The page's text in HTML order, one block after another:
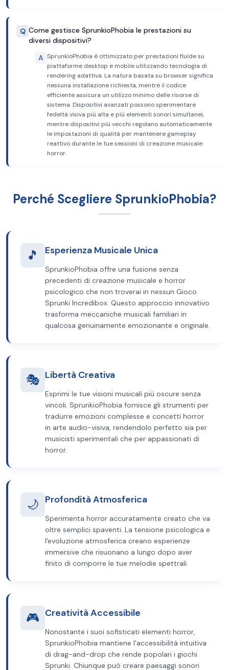
Q Come gestisce SprunkioPhobia le prestazioni su
diversi dispositivi?
A SprunkioPhobia è ottimizzato per prestazioni fluide su
piattaforme desktop e mobile utilizzando tecnologia di
rendering adattiva. La natura basata su browser significa
nessuna installazione richiesta, mentre il codice
efficiente assicura un utilizzo minimo delle risorse di
sistema. Dispositivi avanzati possono sperimentare
fedeltà visiva più alta e più elementi sonori simultanei,
mentre dispositivi più vecchi regolano automaticamente
le impostazioni di qualità per mantenere gameplay
reattivo durante le tue sessioni di creazione musicale
horror.
Perché Scegliere SprunkioPhobia?
🎵 Esperienza Musicale Unica
SprunkioPhobia offre una fusione senza
precedenti di creazione musicale e horror
psicologico che non troverai in nessun Gioco
Sprunki Incredibox. Questo approccio innovativo
trasforma meccaniche musicali familiari in
qualcosa genuinamente emozionante e originale.
🎭 Libertà Creativa
Esprimi le tue visioni musicali più oscure senza
vincoli. SprunkioPhobia fornisce gli strumenti per
tradurre emozioni complesse e concetti horror
in arte audio-visiva, rendendolo perfetto sia per
musicisti sperimentali che per appassionati di
horror.
🌙 Profondità Atmosferica
Sperimenta horror accuratamente creato che va
oltre semplici spaventi. La tensione psicologica e
l'evoluzione atmosferica creano esperienze
immersive che risuonano a lungo dopo aver
finito di comporre le tue melodie spettrali.
🎮 Creatività Accessibile
Nonostante i suoi sofisticati elementi horror,
SprunkioPhobia mantiene l'accessibilità intuitiva
di drag-and-drop che rende popolari i giochi
Sprunki. Chiunque può creare paesaggi sonori